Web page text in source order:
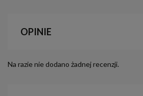
OPINIE
Na razie nie dodano żadnej recenzji.